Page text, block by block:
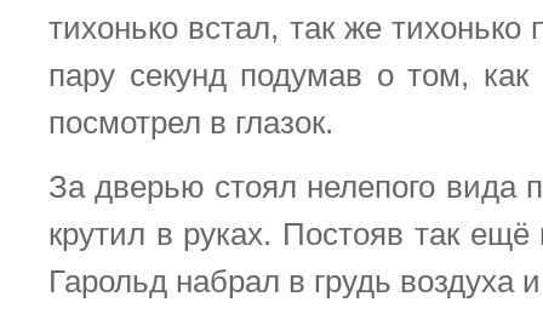
тихонько встал, так же
пару секунд подумав о том, как
посмотрел в глазок.
За дверью стоял нелепого вида
крутил в руках. Постояв так ещё
Гарольд набрал в грудь воздуха